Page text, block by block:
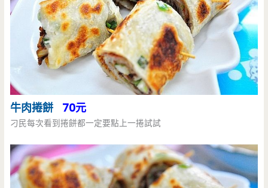
牛肉捲餅 70元
刁民每次看到捲餅都一定要點上一捲試試